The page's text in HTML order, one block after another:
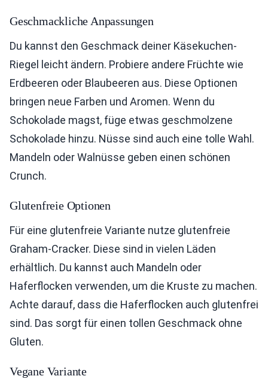
Geschmackliche Anpassungen
Du kannst den Geschmack deiner Käsekuchen-
Riegel leicht ändern. Probiere andere Früchte wie
Erdbeeren oder Blaubeeren aus. Diese Optionen
bringen neue Farben und Aromen. Wenn du
Schokolade magst, füge etwas geschmolzene
Schokolade hinzu. Nüsse sind auch eine tolle Wahl.
Mandeln oder Walnüsse geben einen schönen
Crunch.
Glutenfreie Optionen
Für eine glutenfreie Variante nutze glutenfreie
Graham-Cracker. Diese sind in vielen Läden
erhältlich. Du kannst auch Mandeln oder
Haferflocken verwenden, um die Kruste zu machen.
Achte darauf, dass die Haferflocken auch glutenfrei
sind. Das sorgt für einen tollen Geschmack ohne
Gluten.
Vegane Variante